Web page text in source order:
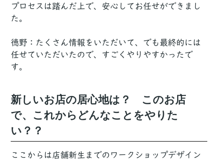
プロセスは踏んだ上で、安心してお任せができまし
た。
徳野：たくさん情報をいただいて、でも最終的には
任せていただいたので、すごくやりやすかったで
す。
新しいお店の居心地は？ このお店
で、これからどんなことをやりた
い？？
ここからは店舗新生までのワークショップデザイン